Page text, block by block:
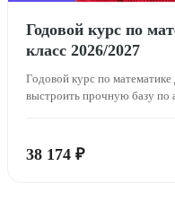
Годовой курс по
класс 2026/2027
Годовой курс по
выстроить прочную базу по
38 174 ₽